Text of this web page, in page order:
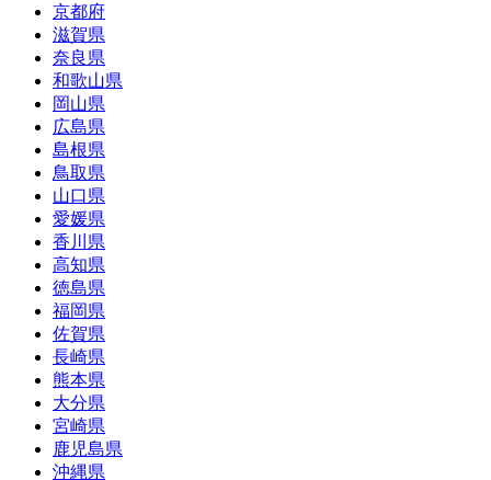
京都府
滋賀県
奈良県
和歌山県
岡山県
広島県
島根県
鳥取県
山口県
愛媛県
香川県
高知県
徳島県
福岡県
佐賀県
長崎県
熊本県
大分県
宮崎県
鹿児島県
沖縄県